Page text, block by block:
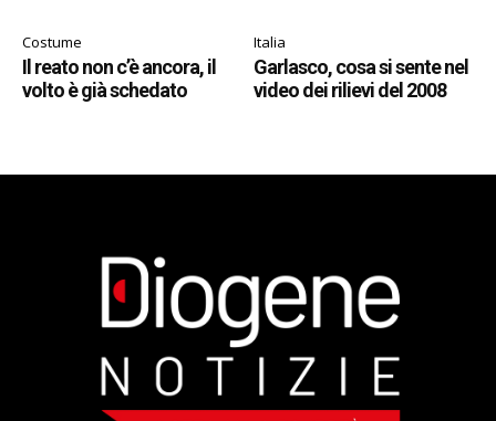
Costume
Il reato non c’è ancora, il
volto è già schedato
Italia
Garlasco, cosa si sente nel
video dei rilievi del 2008